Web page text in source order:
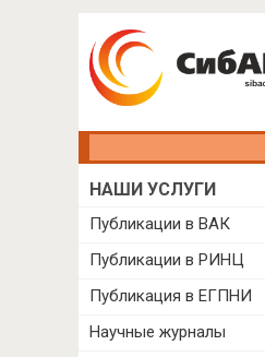
НАШИ УСЛУГИ
Публикации в ВАК
Публикации в РИНЦ
Публикация в ЕГПНИ
Научные журналы